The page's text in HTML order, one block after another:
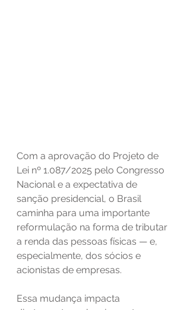
Com a aprovação do Projeto de
Lei nº 1.087/2025 pelo Congresso
Nacional e a expectativa de
sanção presidencial, o Brasil
caminha para uma importante
reformulação na forma de tributar
a renda das pessoas físicas — e,
especialmente, dos sócios e
acionistas de empresas.
Essa mudança impacta